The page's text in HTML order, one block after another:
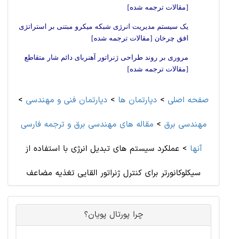
[مقالات ترجمه شده]
یک سیستم مدیریت انرژی شبکه میکرو مبتنی بر استراتژی
افق چرخان [مقالات ترجمه شده]
مروری بر روند طراحی ژنراتور آهنربای دائم شار متقاطع
[مقالات ترجمه شده]
صفحه اصلی > دپارتمان ها > دپارتمان فنی و مهندسی >
مهندسی برق > مقاله های مهندسی برق و ترجمه فارسی
آنها >عملکرد سیستم های تبدیل انرژی با استفاده از
سیکلوکانورتر برای کنترل ژنراتور القایی تغذیه مضاعف
چرا پورتال پویان؟